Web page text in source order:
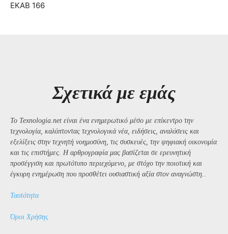
ΕΚΑΒ 166
Σχετικά με εμάς
Το Texnologia.net είναι ένα ενημερωτικό μέσο με επίκεντρο την
τεχνολογία, καλύπτοντας τεχνολογικά νέα, ειδήσεις, αναλύσεις και
εξελίξεις στην τεχνητή νοημοσύνη, τις συσκευές, την ψηφιακή οικονομία
και τις επιστήμες. Η αρθρογραφία μας βασίζεται σε ερευνητική
προσέγγιση και πρωτότυπο περιεχόμενο, με στόχο την ποιοτική και
έγκυρη ενημέρωση που προσθέτει ουσιαστική αξία στον αναγνώστη..
Ταυτότητα
Όροι Χρήσης